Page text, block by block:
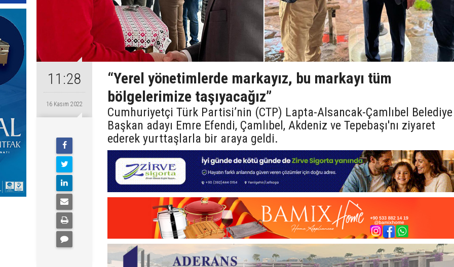
11:28
16 Kasım 2022
“Yerel yönetimlerde markayız, bu markayı tüm
bölgelerimize taşıyacağız”
Cumhuriyetçi Türk Partisi’nin (CTP) Lapta-Alsancak-Çamlıbel Belediye
Başkan adayı Emre Efendi, Çamlıbel, Akdeniz ve Tepebaşı'nı ziyaret
ederek yurttaşlarla bir araya geldi.